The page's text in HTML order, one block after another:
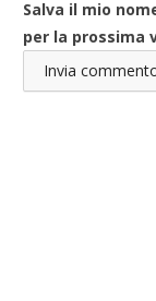
Salva il mio
per la prossima